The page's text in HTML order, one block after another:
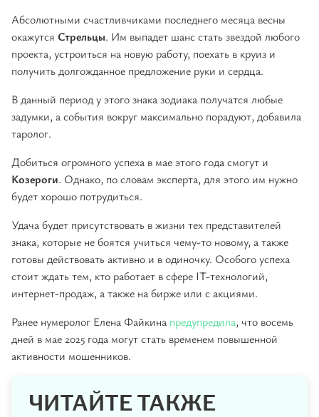
Абсолютными счастливчиками последнего месяца весны
окажутся Стрельцы. Им выпадет шанс стать звездой любого
проекта, устроиться на новую работу, поехать в круиз и
получить долгожданное предложение руки и сердца.
В данный период у этого знака зодиака получатся любые
задумки, а события вокруг максимально порадуют, добавила
таролог.
Добиться огромного успеха в мае этого года смогут и
Козероги. Однако, по словам эксперта, для этого им нужно
будет хорошо потрудиться.
Удача будет присутствовать в жизни тех представителей
знака, которые не боятся учиться чему-то новому, а также
готовы действовать активно и в одиночку. Особого успеха
стоит ждать тем, кто работает в сфере IT-технологий,
интернет-продаж, а также на бирже или с акциями.
Ранее нумеролог Елена Файкина предупредила, что восемь
дней в мае 2025 года могут стать временем повышенной
активности мошенников.
ЧИТАЙТЕ ТАКЖЕ